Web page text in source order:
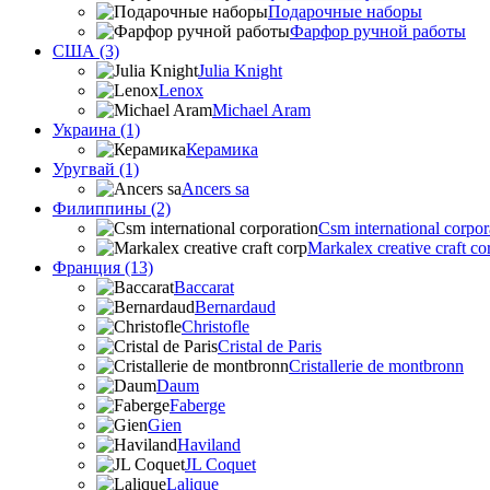
Подарочные наборы
Фарфор ручной работы
США (3)
Julia Knight
Lenox
Michael Aram
Украина (1)
Керамика
Уругвай (1)
Ancers sa
Филиппины (2)
Csm international
Markalex creative craft
Франция (13)
Baccarat
Bernardaud
Christofle
Cristal de Paris
Cristallerie de montbronn
Daum
Faberge
Gien
Haviland
JL Coquet
Lalique